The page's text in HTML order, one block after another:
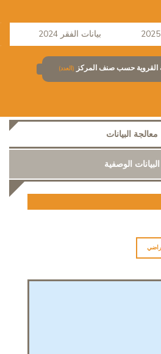
بيانات الفقر 2024
القروية حسب صنف المركز (العدد)
معالجة البيانات
البيانات الوصفية